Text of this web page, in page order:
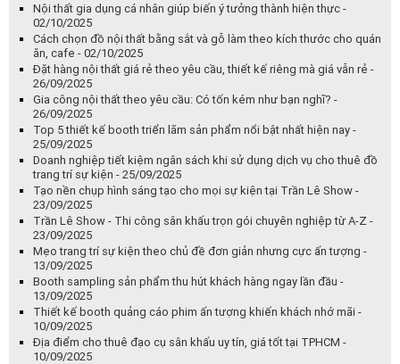
Nội thất gia dụng cá nhân giúp biến ý tưởng thành hiện thực -
02/10/2025
Cách chọn đồ nội thất bằng sắt và gỗ làm theo kích thước cho quán
ăn, cafe - 02/10/2025
Đặt hàng nội thất giá rẻ theo yêu cầu, thiết kế riêng mà giá vẫn rẻ -
26/09/2025
Gia công nội thất theo yêu cầu: Có tốn kém như bạn nghĩ? -
26/09/2025
Top 5 thiết kế booth triển lãm sản phẩm nổi bật nhất hiện nay -
25/09/2025
Doanh nghiệp tiết kiệm ngân sách khi sử dụng dịch vụ cho thuê đồ
trang trí sự kiện - 25/09/2025
Tạo nền chụp hình sáng tạo cho mọi sự kiện tại Trần Lê Show -
23/09/2025
Trần Lê Show - Thi công sân khấu trọn gói chuyên nghiệp từ A-Z -
23/09/2025
Mẹo trang trí sự kiện theo chủ đề đơn giản nhưng cực ấn tượng -
13/09/2025
Booth sampling sản phẩm thu hút khách hàng ngay lần đầu -
13/09/2025
Thiết kế booth quảng cáo phim ấn tượng khiến khách nhớ mãi -
10/09/2025
Địa điểm cho thuê đạo cụ sân khấu uy tín, giá tốt tại TPHCM -
10/09/2025